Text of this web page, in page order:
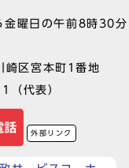
金曜日の午前8時30
区宮本町1番地
（代表）
外部リンク